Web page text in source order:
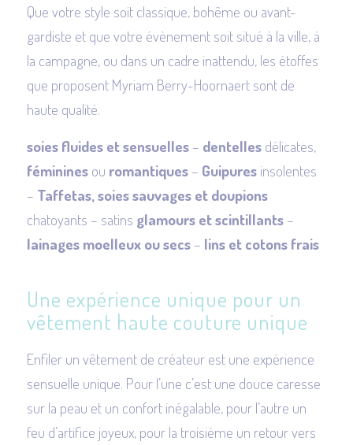
Que votre style soit classique, bohême ou avant-
gardiste et que votre évènement soit situé à la ville, à
la campagne, ou dans un cadre inattendu, les étoffes
que proposent Myriam Berry-Hoornaert sont de
haute qualité.
soies fluides et sensuelles– dentellesdélicates,
fémininesou romantiques– Guipuresinsolentes
– Taffetas,soies sauvages et doupions
chatoyants – satins glamours et scintillants–
lainages moelleux ou secs– lins et cotons frais
Une expérience unique pour un
vêtement haute couture unique
Enfiler un vêtement de créateur est une expérience
sensuelle unique. Pour l’une c’est une douce caresse
sur la peau et un confort inégalable, pour l’autre un
feu d’artifice joyeux, pour la troisième un retour vers